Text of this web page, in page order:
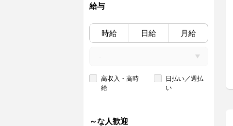
給与
時給 日給 月給
高収入・高時
給
日払い／週払
い
～な人歓迎